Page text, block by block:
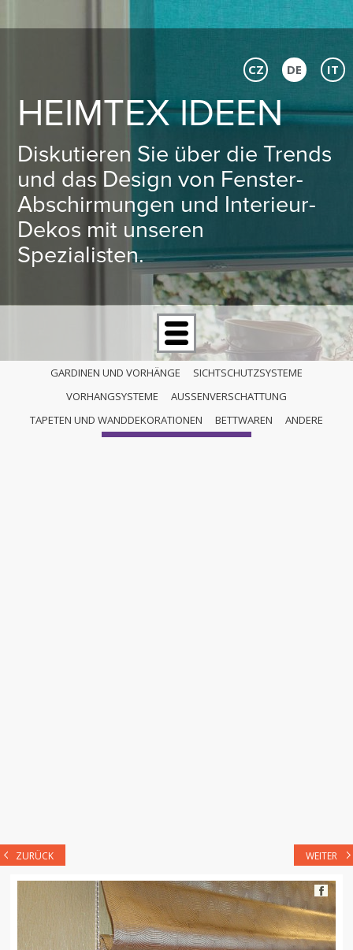
HEIMTEX IDEEN
Diskutieren Sie über die Trends
und das Design von Fenster-
Abschirmungen und Interieur-
Dekos mit unseren
Spezialisten.
CZ DE IT
GARDINEN UND VORHÄNGE
SICHTSCHUTZSYSTEME
VORHANGSYSTEME
AUSSENVERSCHATTUNG
TAPETEN UND WANDDEKORATIONEN
BETTWAREN ANDERE
ANDERE
ZURÜCK WEITER